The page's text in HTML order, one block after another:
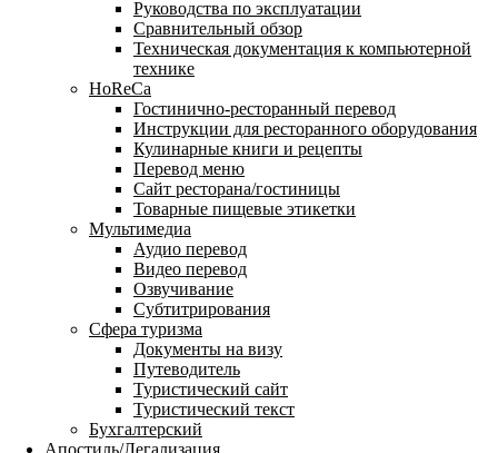
Руководства по эксплуатации
Сравнительный обзор
Техническая документация к компьютерной
технике
HoReCa
Гостинично-ресторанный перевод
Инструкции для ресторанного оборудования
Кулинарные книги и рецепты
Перевод меню
Сайт ресторана/гостиницы
Товарные пищевые этикетки
Мультимедиа
Аудио перевод
Видео перевод
Озвучивание
Субтитрирования
Сфера туризма
Документы на визу
Путеводитель
Туристический сайт
Туристический текст
Бухгалтерский
Апостиль/Легализация